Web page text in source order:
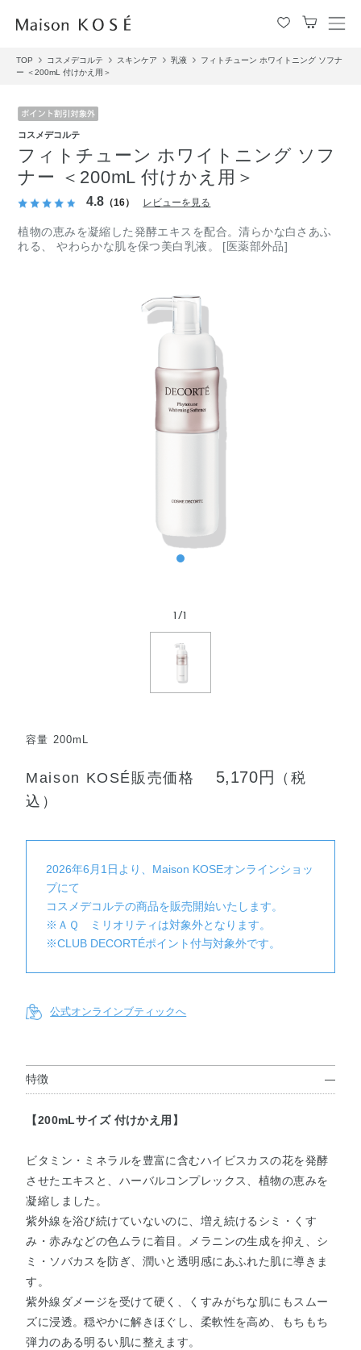
メ
ュ
TOP コスメデコルテ スキンケア 乳液
フィトチューン ホワイトニング ソフナ
ー ＜200mL 付けかえ用＞
コスメデコルテ
フィトチューン ホワイトニング ソフ
ナー ＜200mL 付けかえ用＞
4.8 （16） レビューを見る
植物の恵みを凝縮した発酵エキスを配合。清らかな白さあふ
れる、 やわらかな肌を保つ美白乳液。 [医薬部外品]
1 /1
容量 200mL
Maison KOSÉ販売価格 5,170円
（税
込）
2026年6月1日より、Maison KOSEオンラインショッ
プにて
コスメデコルテの商品を販売開始いたします。
※ＡＱ ミリオリティは対象外となります。
※CLUB DECORTÉポイント付与対象外です。
公式オンラインブティックへ
特徴
【200mLサイズ 付けかえ用】
ビタミン・ミネラルを豊富に含むハイビスカスの花を発酵
させたエキスと、ハーバルコンプレックス、植物の恵みを
凝縮しました。
紫外線を浴び続けていないのに、増え続けるシミ・くす
み・赤みなどの色ムラに着目。メラニンの生成を抑え、シ
ミ・ソバカスを防ぎ、潤いと透明感にあふれた肌に導きま
す。
紫外線ダメージを受けて硬く、くすみがちな肌にもスムー
ズに浸透。穏やかに解きほぐし、柔軟性を高め、もちもち
弾力のある明るい肌に整えます。